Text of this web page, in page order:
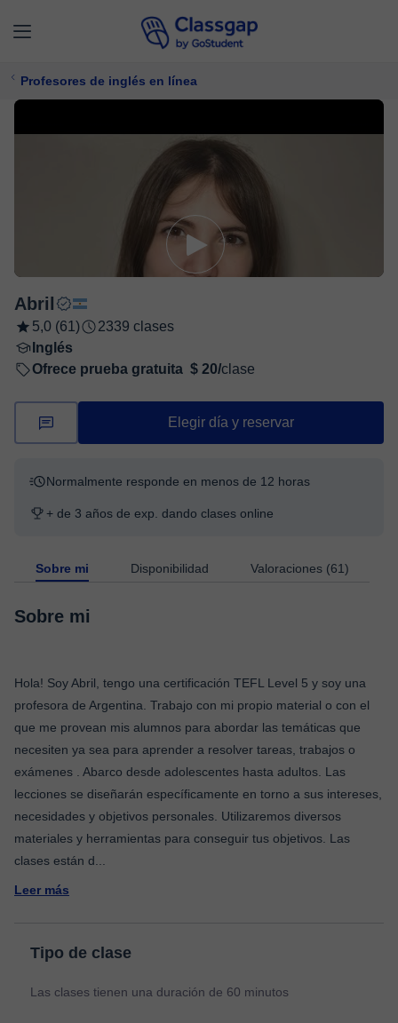
Profesores de inglés en línea
Abril
5,0 (61)
2339 clases
Inglés
Ofrece prueba gratuita $ 20/clase
Elegir día y reservar
Normalmente responde en menos de 12 horas
+ de 3 años de exp. dando clases online
Sobre mi Disponibilidad Valoraciones (61)
Sobre mi
Hola! Soy Abril, tengo una certificación TEFL Level 5 y soy una
profesora de Argentina. Trabajo con mi propio material o con el
que me provean mis alumnos para abordar las temáticas que
necesiten ya sea para aprender a resolver tareas, trabajos o
exámenes . Abarco desde adolescentes hasta adultos. Las
lecciones se diseñarán específicamente en torno a sus intereses,
necesidades y objetivos personales. Utilizaremos diversos
materiales y herramientas para conseguir tus objetivos. Las
clases están d
Leer más
Tipo de clase
Las clases tienen una duración de 60 minutos